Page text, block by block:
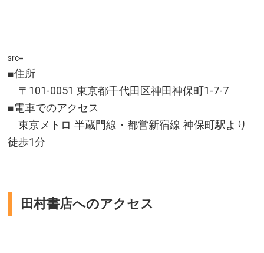
src=
■住所
〒101-0051 東京都千代田区神田神保町1-7-7
■電車でのアクセス
東京メトロ 半蔵門線・都営新宿線 神保町駅より
徒歩1分
田村書店へのアクセス